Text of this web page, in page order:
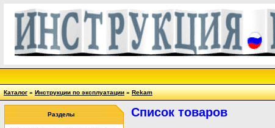
Каталог»Инструкции по эксплуатации»Rekam
Разделы Список товаров